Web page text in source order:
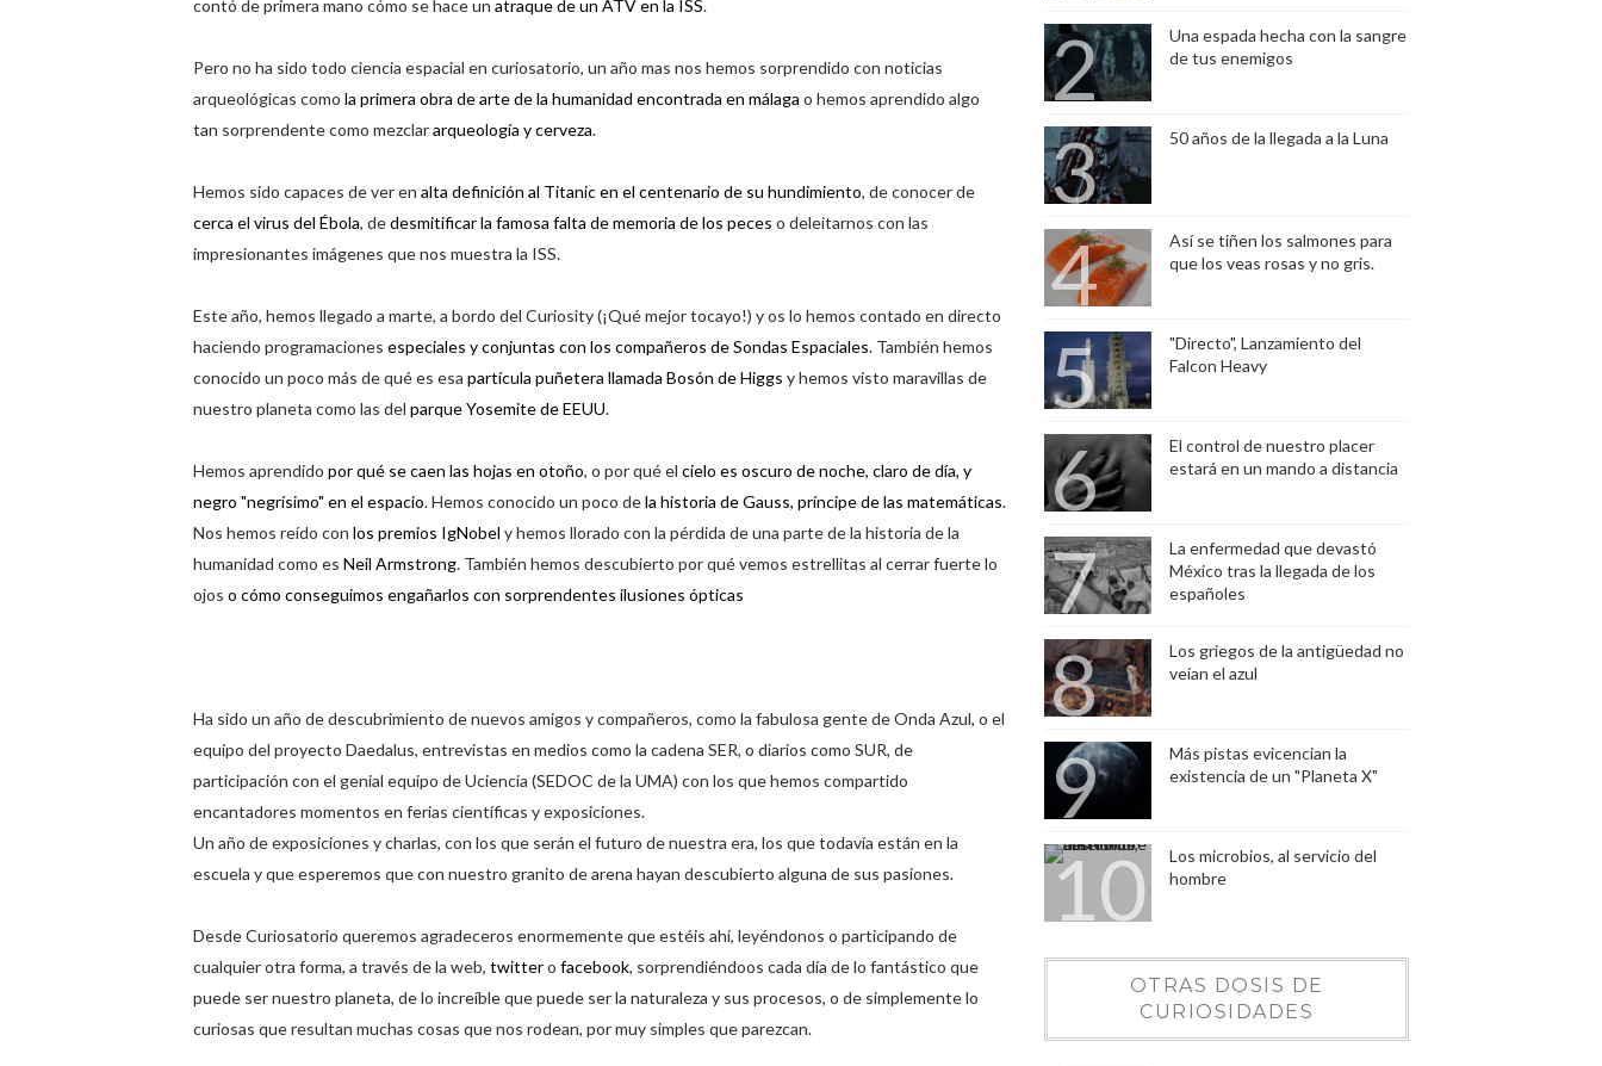
contó de primera mano cómo se hace un atraque de un ATV en la ISS.
Pero no ha sido todo ciencia espacial en curiosatorio, un año mas nos hemos sorprendido con noticias
arqueológicas como la primera obra de arte de la humanidad encontrada en málaga o hemos aprendido algo
tan sorprendente como mezclararqueología y cerveza.
Hemos sido capaces de ver en alta definición al Titanic en el centenario de su hundimiento, de conocer de
cerca el virus del Ébola, dedesmitificar la famosa falta de memoria de los peces o deleitarnos con las
impresionantes imágenes que nos muestra la ISS.
Este año, hemos llegado a marte, a bordo del Curiosity (¡Qué mejor tocayo!) y os lo hemos contado en directo
haciendo programaciones especiales y conjuntas con los compañeros de Sondas Espaciales. También hemos
conocido un poco más de qué es esa partícula puñetera llamada Bosón de Higgs y hemos visto maravillas de
nuestro planeta como las del parque Yosemite de EEUU.
Hemos aprendido por qué se caen las hojas en otoño, o por qué el cielo es oscuro de noche, claro de día, y
negro "negrísimo" en el espacio. Hemos conocido un poco dela historia de Gauss, príncipe de las matemáticas.
Nos hemos reído con los premios IgNobel y hemos llorado con la pérdida de una parte de la historia de la
humanidad como es Neil Armstrong. También hemos descubierto por qué vemos estrellitas al cerrar fuerte lo
ojos o cómo conseguimos engañarlos con sorprendentes ilusiones ópticas
Ha sido un año de descubrimiento de nuevos amigos y compañeros, como la fabulosa gente de Onda Azul, o el
equipo del proyecto Daedalus, entrevistas en medios como la cadena SER, o diarios como SUR, de
participación con el genial equipo de Uciencia (SEDOC de la UMA) con los que hemos compartido
encantadores momentos en ferias científicas y exposiciones.
Un año de exposiciones y charlas, con los que serán el futuro de nuestra era, los que todavía están en la
escuela y que esperemos que con nuestro granito de arena hayan descubierto alguna de sus pasiones.
Desde Curiosatorio queremos agradeceros enormemente que estéis ahí, leyéndonos o participando de
cualquier otra forma, a través de la web, twittero facebook, sorprendiéndoos cada día de lo fantástico que
puede ser nuestro planeta, de lo increíble que puede ser la naturaleza y sus procesos, o de simplemente lo
curiosas que resultan muchas cosas que nos rodean, por muy simples que parezcan.
Una espada hecha con la sangre
de tus enemigos
50 años de la llegada a la Luna
Así se tiñen los salmones para
que los veas rosas y no gris.
"Directo", Lanzamiento del
Falcon Heavy
El control de nuestro placer
estará en un mando a distancia
La enfermedad que devastó
México tras la llegada de los
españoles
Los griegos de la antigüedad no
veían el azul
Más pistas evicencian la
existencia de un "Planeta X"
Los microbios, al servicio del
hombre
OTRAS DOSIS DE
CURIOSIDADES